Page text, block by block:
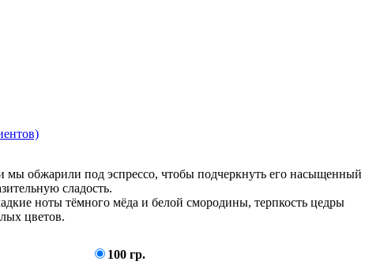
мы обжарили под эспрессо, чтобы подчеркнуть его насыщенный
сладость.
ноты тёмного мёда и белой смородины, терпкость цедры
цветов.
100 гр.